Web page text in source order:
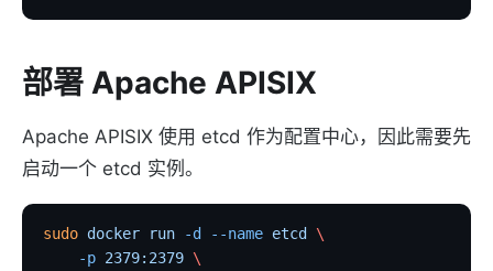
部署 Apache APISIX
Apache APISIX 使用 etcd 作为配置中心，因此需要先
启动一个 etcd 实例。
sudo docker run -d --name etcd
\
    -p
2379:2379 \